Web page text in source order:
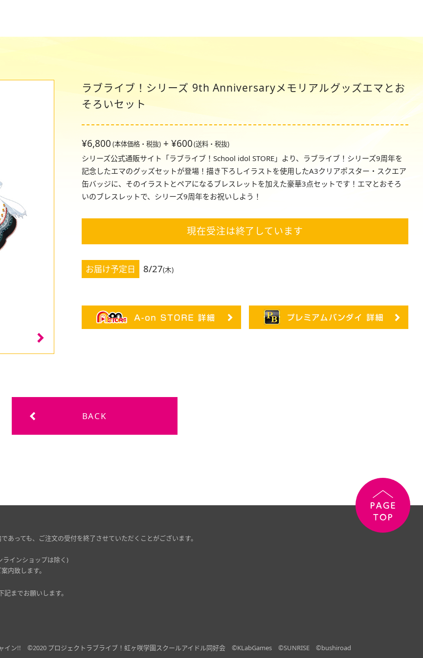
ラブライブ！シリーズ 9th Anniversaryメモリアルグッズエマとお
そろいセット
¥6,800 (本体価格・税抜)+ ¥600(送料・税抜)
シリーズ公式通販サイト「ラブライブ！School idol STORE」より、ラブライブ！シリーズ9周年を
記念したエマのグッズセットが登場！描き下ろしイラストを使用したA3クリアポスター・スクエア
缶バッジに、そのイラストとペアになるブレスレットを加えた豪華3点セットです！エマとおそろ
いのブレスレットで、シリーズ9周年をお祝いしよう！
現在受注は終了しています
お届け予定日 8/27(木)
っても、ご注文の受付を終了させていただくことがございます。
インショップは除く)
内致します。
までお願いします。
イン!! ©2020 プロジェクトラブライブ！虹ヶ咲学園スクールアイドル同好会 ©KLabGames ©SUNRISE ©bushiroad